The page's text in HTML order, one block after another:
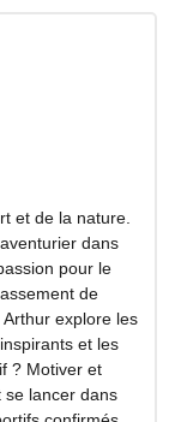
et de la nature.
dans
pour le
de
explore les
et les
? Motiver et
se lancer dans